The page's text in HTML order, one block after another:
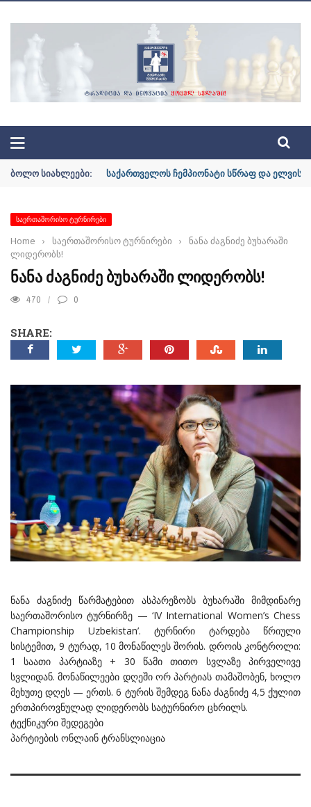
ᲑᲝᲚᲝ ᲡᲘᲐᲮᲚᲔᲔᲑᲘ: საქართველოს ჩემპიონატი სწრაფ და
ᲡᲐᲔᲠᲗᲐᲨᲝᲠᲘᲡᲝ ᲢᲣᲠᲜᲘᲠᲔᲑᲘ
Home › საერთაშორისო ტურნირები ›
ნანა ძაგნიძე ბუხარაში
ლიდერობს!
ᲜᲐᲜᲐ ᲫᲐᲒᲜᲘᲫᲔ ᲑᲣᲮᲐᲠᲐᲨᲘ ᲚᲘᲓᲔᲠᲝᲑᲡ!
470 0
SHARE:
ნანა ძაგნიძე წარმატებით ასპარეზობს ბუხარაში მიმდინარე
საერთაშორისო ტურნირზე — ‘IV International Women’s Chess
Championship Uzbekistan’. ტურნირი ტარდება წრიული
სისტემით, 9 ტურად, 10 მონაწილეს შორის. დროის კონტროლი:
1 საათი პარტიაზე + 30 წამი თითო სვლაზე პირველივე
სვლიდან. მონაწილეები დღეში ორ პარტიას თამაშობენ, ხოლო
მეხუთე დღეს — ერთს. 6 ტურის შემდეგ ნანა ძაგნიძე 4,5 ქულით
ერთპიროვნულად ლიდერობს სატურნირო ცხრილს.
ტექნიკური შედეგები
პარტიების ონლაინ ტრანსლიაცია